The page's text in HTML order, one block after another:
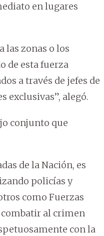
en lugares
las zonas o los
de esta fuerza
a través de jefes de
exclusivas”, alegó.
conjunto que
de la Nación, es
policías y
como Fuerzas
al crimen
con la